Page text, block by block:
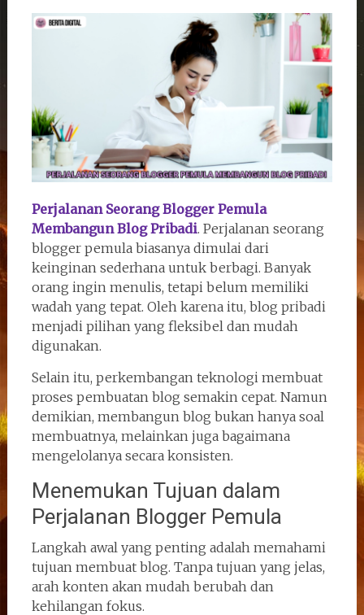
Perjalanan Seorang Blogger Pemula
Membangun Blog Pribadi. Perjalanan seorang
blogger pemula biasanya dimulai dari
keinginan sederhana untuk berbagi. Banyak
orang ingin menulis, tetapi belum memiliki
wadah yang tepat. Oleh karena itu, blog pribadi
menjadi pilihan yang fleksibel dan mudah
digunakan.
Selain itu, perkembangan teknologi membuat
proses pembuatan blog semakin cepat. Namun
demikian, membangun blog bukan hanya soal
membuatnya, melainkan juga bagaimana
mengelolanya secara konsisten.
Menemukan Tujuan dalam
Perjalanan Blogger Pemula
Langkah awal yang penting adalah memahami
tujuan membuat blog. Tanpa tujuan yang jelas,
arah konten akan mudah berubah dan
kehilangan fokus.